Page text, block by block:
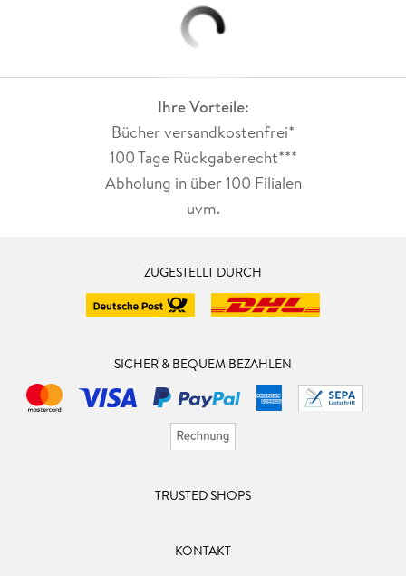
Ihre Vorteile:
Bücher versandkostenfrei*
100 Tage Rückgaberecht***
Abholung in über 100 Filialen
uvm.
ZUGESTELLT DURCH
SICHER & BEQUEM BEZAHLEN
TRUSTED SHOPS
KONTAKT